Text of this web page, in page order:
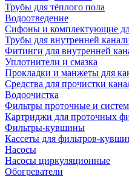
Трубы для тёплого пола
Водоотведение
Сифоны и комплектующие
Трубы для внутренней
Фитинги для внутренней
Уплотнители и смазка
Прокладки и манжеты для
Средства для прочистки
Водоочистка
Фильтры проточные и
Картриджи для проточных
Фильтры-кувшины
Кассеты для фильтров-
Насосы
Насосы циркуляционные
Обогреватели